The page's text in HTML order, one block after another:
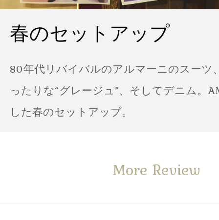
春のセットアップ
80年代リバイバルのアルマーニのスーツ
ったりな“グレージュ”、そしてデニム。
した春のセットアップ。
More Review